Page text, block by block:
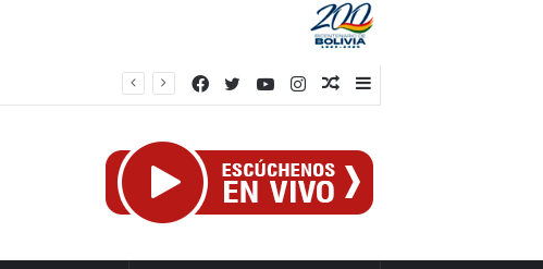
Barra
Publicación
azar
Instagram
YouTube
Twitter
Facebook